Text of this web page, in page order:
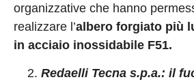
organizzative che hanno
realizzare l’albero forgiato più
in acciaio inossidabile F51.
Redaelli Tecna s.p.a.: il